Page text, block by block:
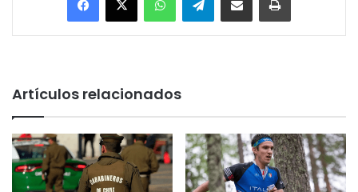
Artículos relacionados